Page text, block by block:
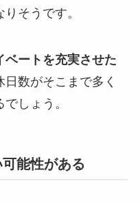
そうです。
ベートを充実させた
数がそこまで多く
しょう。
能性がある